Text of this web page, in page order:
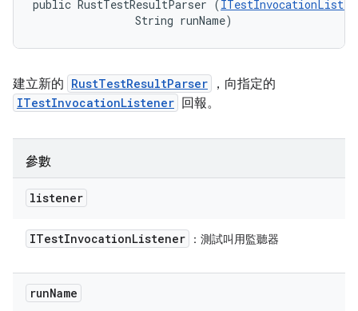
public RustTestResultParser (
                String runName)
建立新的 RustTestResultParser ，向指定的
ITestInvocationListener 回報。
參數
listener
ITestInvocationListener ：測試叫用監聽器
runName